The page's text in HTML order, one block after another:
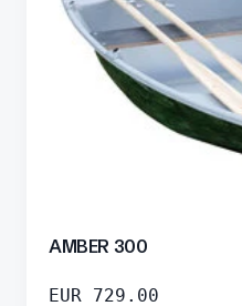
AMBER 300
EUR 729.00